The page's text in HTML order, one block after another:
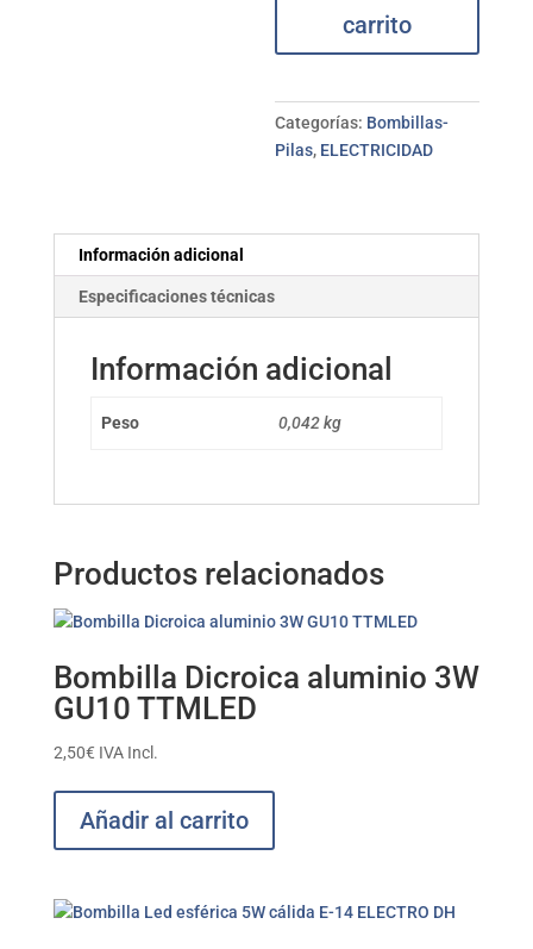
ELECTRO
DH
carrito
Categorías: Bombillas-
Pilas, ELECTRICIDAD
Información adicional
Especificaciones técnicas
Información adicional
Peso 0,042 kg
Productos relacionados
Bombilla Dicroica aluminio 3W
GU10 TTMLED
2,50€ IVA Incl.
Añadir al carrito